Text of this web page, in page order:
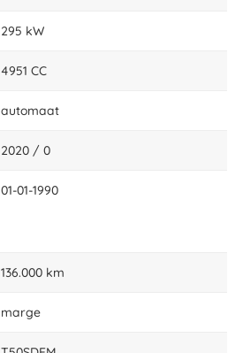
295 kW
4951 CC
automaat
2020 / 0
01-01-1990
136.000 km
marge